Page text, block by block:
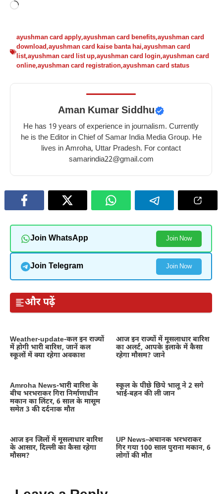
Loading…
ayushman card apply,ayushman card benefits,ayushman card
download,ayushman card kaise banta hai,ayushman card
list,ayushman card list up,ayushman card login,ayushman card
online,ayushman card registration,ayushman card status
Aman Kumar Siddhu
He has 19 years of experience in journalism. Currently
he is the Editor in Chief of Samar India Media Group. He
lives in Amroha, Uttar Pradesh. For contact
samarindia22@gmail.com
Join WhatsApp Join Now
Join Telegram Join Now
और पढ़ें
Weather-update-कल इन राज्यों
में होगी भारी बारिश, जानें कल
स्कूलों में क्या रहेगा अवकाश
आज इन राज्यों में मूसलाधार बारिश
का अलर्ट, आपके इलाके में कैसा
रहेगा मौसम? जाने
Amroha News-भारी बारिश के
बीच भरभराकर गिरा निर्माणाधीन
मकान का लिंटर, 6 साल के मासूम
समेत 3 की दर्दनाक मौत
स्कूल के पीछे छिपे भालू ने 2 सगे
भाई-बहन की ली जान
आज इन जिलों में मूसलाधार बारिश
के आसार, दिल्ली का कैसा रहेगा
मौसम?
UP News-अचानक भरभराकर
गिर गया 100 साल पुराना मकान, 6
लोगों की मौत